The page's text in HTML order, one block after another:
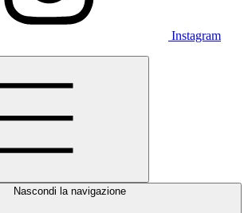
Instagram
Nascondi la navigazione